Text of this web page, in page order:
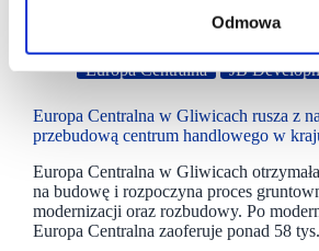
Odmowa
22/09/2025
Europa Centralna
JB
Europa Centralna w Gliwicach rusza z
przebudową centrum handlowego w
Europa Centralna w Gliwicach
na budowę i rozpoczyna proces
modernizacji oraz rozbudowy. Po
Europa Centralna zaoferuje ponad 58